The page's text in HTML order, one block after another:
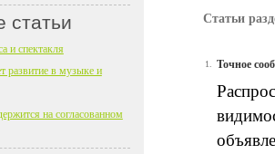
Статьи
1. Точное
статьи
и спектакля
развитие в музыке и
на согласованном